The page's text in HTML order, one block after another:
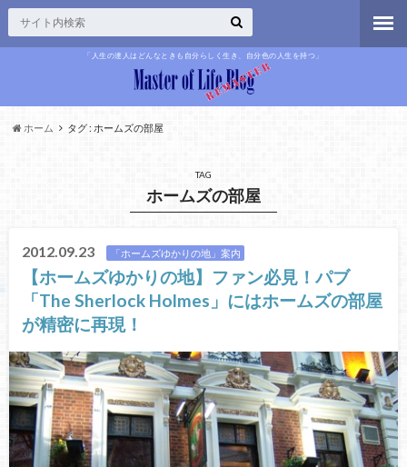
「人生の達人はどんなときも自分らしく生き、自分色の人生を持つ」
ホーム タグ : ホームズの部屋
TAG
ホームズの部屋
2012.09.23 「ホームズゆかりの地」案内
【ホームズゆかりの地】ファン必見！パブ
「The Sherlock Holmes」にはホームズの部屋
が精密に再現！